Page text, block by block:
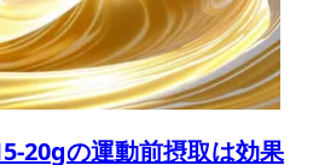
20gの運動前摂取は効果